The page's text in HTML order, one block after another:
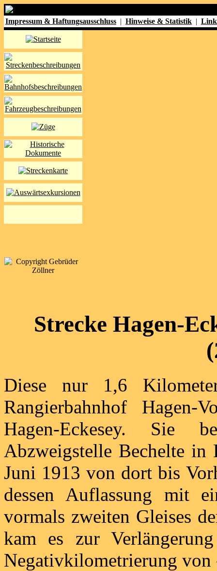
Impressum & Haftungsausschluss | Hinweise & Statistik |
Strecke Hagen-
Diese nur 1,6
Rangierbahnhof Hagen-
Hagen-Eckesey. Sie
Abzweigstelle Bechelte
Juni 1913 von dort bis
dessen Auflassung mit
vormals zweiten Gleises
kam es zur
Negativkilometrierung von